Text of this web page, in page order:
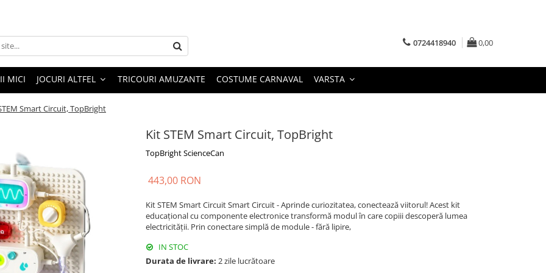
0724418940 0,00
MICI JOCURI ALTFEL TRICOURI AMUZANTE COSTUME CARNAVAL VARSTA
Smart Circuit, TopBright
Kit STEM Smart Circuit, TopBright
TopBright ScienceCan
443,00 RON
Kit STEM Smart Circuit Smart Circuit - Aprinde curiozitatea, conectează viitorul! Acest kit
educațional cu componente electronice transformă modul în care copiii descoperă lumea
electricității. Prin conectare simplă de module - fără lipire,
IN STOC
Durata de livrare: 2 zile lucrătoare